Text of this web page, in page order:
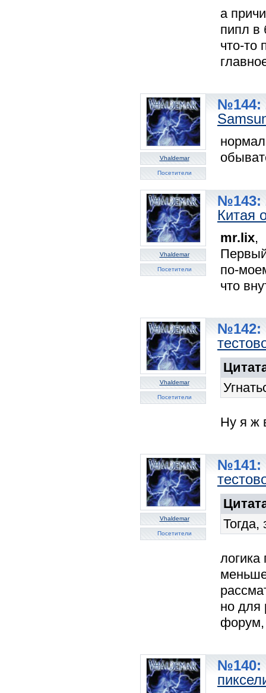
а
пипл в
что-то
Vhaldemar
Посетители
№144:
Vhaldemar
Посетители
№143:
Китая
mr.lix,
по-
что
Vhaldemar
Посетители
№142:
Ну я ж
Vhaldemar
Посетители
№141:
Тогда,
логика
но для
форум,
№140: